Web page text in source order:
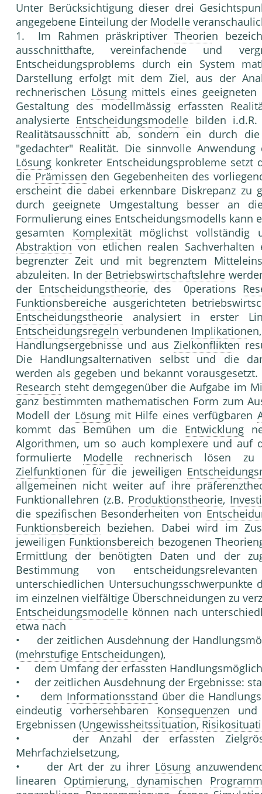
Unter Berücksichtigung dieser drei
angegebene Einteilung der Modelle
1. Im Rahmen präskriptiver Theorien
ausschnitthafte, vereinfachende und
Entscheidungsproblems durch ein System
Darstellung erfolgt mit dem Ziel, aus der
rechnerischen Lösungmittels eines geeigneten
Gestaltung des modellmässig erfassten
analysierte Entscheidungsmodelle bilden
Realitätsausschnitt ab, sondern ein durch
"gedachter" Realität. Die sinnvolle
Lösung konkreter Entscheidungsprobleme
die Prämissen den Gegebenheiten des
erscheint die dabei erkennbare Diskrepanz zu
durch geeignete Umgestaltung besser an
Formulierung eines Entscheidungsmodells kann
gesamten Komplexitätmöglichst vollständig
Abstraktion von etlichen realen
begrenzter Zeit und mit begrenztem
abzuleiten. In der Betriebswirtschaftslehre
der Entscheidungstheorie, des 0perations
Funktionsbereiche ausgerichteten
Entscheidungstheorie analysiert in erster
Entscheidungsregeln verbundenen Implikation
Handlungsergebnisse und ausZielkonflikten
Die Handlungsalternativen selbst und die
werden als gegeben und bekannt
Research steht demgegenüber die Aufgabe im
ganz bestimmten mathematischen Form zum
Modell der Lösungmit Hilfe eines verfügbaren
kommt das Bemühen um die Entwicklung
Algorithmen, um so auch komplexere und auf
formulierte Modelle rechnerisch lösen zu
Zielfunktionen für die jeweiligen
allgemeinen nicht weiter auf ihre
Funktionallehren (z.B. Produktionstheorie,
die spezifischen Besonderheiten von
Funktionsbereich beziehen. Dabei wird im
jeweiligen Funktionsbereich bezogenen
Ermittlung der benötigten Daten und der
Bestimmung von
unterschiedlichen
im einzelnen vielfältige Überschneidungen zu
Entscheidungsmodelle können nach
etwa nach
• der zeitlichen Ausdehnung der
(mehrstufige Entscheidungen),
• dem Umfang der erfassten
• der zeitlichen Ausdehnung der Ergebnisse:
• dem Informationsstand über die
eindeutig vorhersehbaren Konsequenzen
Ergebnissen (Ungewissheitssituation,
• der Anzahl der erfassten
Mehrfachzielsetzung,
• der Art der zu ihrer Lösung
linearen Optimierung, dynamischen